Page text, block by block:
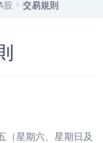
股 交易規則
（星期六、星期日及